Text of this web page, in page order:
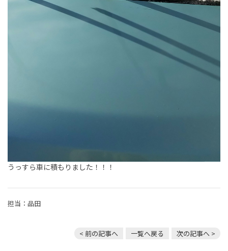
うっすら車に積もりました！！！
担当：品田
< 前の記事へ 一覧へ戻る 次の記事へ >